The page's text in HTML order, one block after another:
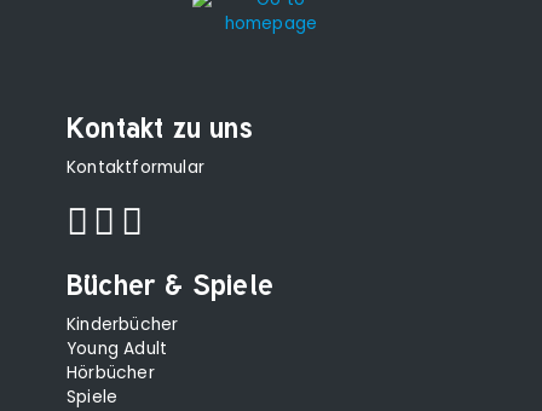
Kontakt zu uns
Kontaktformular
Bücher & Spiele
Kinderbücher
Young Adult
Hörbücher
Spiele